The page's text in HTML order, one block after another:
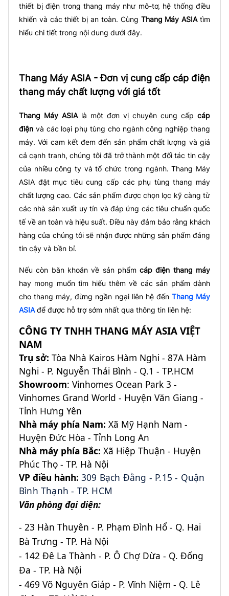
thiết bị điện trong thang máy như mô-tơ, hệ thống điều
khiển và các thiết bị an toàn. Cùng Thang Máy ASIAtìm
hiểu chi tiết trong nội dung dưới đây.
Thang Máy ASIA - Đơn vị cung cấp cáp điện
thang máy chất lượng với giá tốt
Thang Máy ASIAlà một đơn vị chuyên cung cấp cáp
điện và các loại phụ tùng cho ngành công nghiệp thang
máy. Với cam kết đem đến sản phẩm chất lượng và giá
cả cạnh tranh, chúng tôi đã trở thành một đối tác tin cậy
của nhiều công ty và tổ chức trong ngành. Thang Máy
ASIA đặt mục tiêu cung cấp các phụ tùng thang máy
chất lượng cao. Các sản phẩm được chọn lọc kỹ càng từ
các nhà sản xuất uy tín và đáp ứng các tiêu chuẩn quốc
tế về an toàn và hiệu suất. Điều này đảm bảo rằng khách
hàng của chúng tôi sẽ nhận được những sản phẩm đáng
tin cậy và bền bỉ.
Nếu còn băn khoăn về sản phẩmcáp điện thang máy
hay mong muốn tìm hiểu thêm về các sản phẩm dành
cho thang máy, đừng ngần ngại liên hệ đến Thang Máy
ASIA để được hỗ trợ sớm nhất qua thông tin liên hệ:
CÔNG TY TNHH THANG MÁY ASIA VIỆT
NAM
Trụ sở: Tòa Nhà Kairos Hàm Nghi - 87A Hàm
Nghi - P. Nguyễn Thái Bình - Q.1 - TP.HCM
Showroom: Vinhomes Ocean Park 3 -
Vinhomes Grand World - Huyện Văn Giang -
Tỉnh Hưng Yên
Nhà máy phía Nam: Xã Mỹ Hạnh Nam -
Huyện Đức Hòa - Tỉnh Long An
Nhà máy phía Bắc: Xã Hiệp Thuận - Huyện
Phúc Thọ - TP. Hà Nội
VP điều hành: 309 Bạch Đằng - P.15 - Quận
Bình Thạnh - TP. HCM
Văn phòng đại diện:
- 23 Hàn Thuyên - P. Phạm Đình Hổ - Q. Hai
Bà Trưng - TP. Hà Nội
- 142 Đê La Thành - P. Ô Chợ Dừa - Q. Đống
Đa - TP. Hà Nội
- 469 Võ Nguyên Giáp - P. Vĩnh Niệm - Q. Lê